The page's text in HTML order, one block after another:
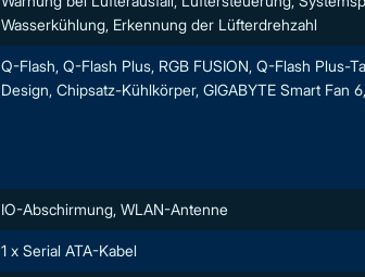
Wasserkühlung, Erkennung der Lüfterdrehzahl
Q-Flash, Q-Flash Plus, RGB FUSION, Q-Flash Plus-
Design, Chipsatz-Kühlkörper, GIGABYTE Smart Fan
IO-Abschirmung, WLAN-Antenne
1 x Serial ATA-Kabel